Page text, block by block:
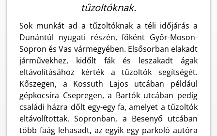
tűzoltóknak.
Sok munkát ad a tűzoltóknak a téli időjárás a
Dunántúl nyugati részén, főként Győr-Moson-
Sopron és Vas vármegyében. Elsősorban elakadt
járművekhez, kidőlt fák és leszakadt ágak
eltávolításához kérték a tűzoltók segítségét.
Kőszegen, a Kossuth Lajos utcában például
gépkocsira Csepregen, a Bartók utcában pedig
családi házra dőlt egy-egy fa, amelyet a tűzoltók
eltávolítottak. Sopronban, a Besenyő utcában
több faág lehasadt, az egyik egy parkoló autóra